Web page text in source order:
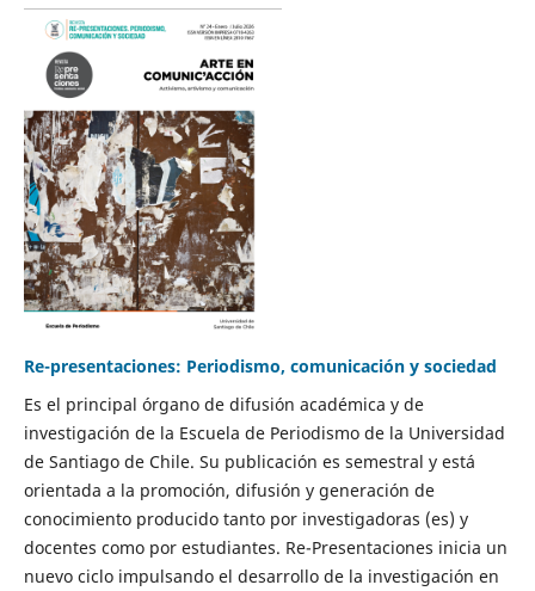
Re-presentaciones: Periodismo, comunicación y sociedad
Es el principal órgano de difusión académica y de
investigación de la Escuela de Periodismo de la Universidad
de Santiago de Chile. Su publicación es semestral y está
orientada a la promoción, difusión y generación de
conocimiento producido tanto por investigadoras (es) y
docentes como por estudiantes. Re-Presentaciones inicia un
nuevo ciclo impulsando el desarrollo de la investigación en